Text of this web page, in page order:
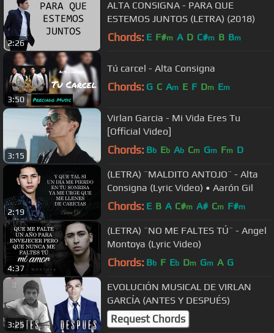
2:26
ALTA CONSIGNA - PARA QUE
ESTEMOS JUNTOS (LETRA) (2018)
Chords: E F#m A D C#m B Bm
3:50
Tú carcel - Alta Consigna
Chords: G C Am E F Dm Em
3:15
Virlan Garcia - Mi Vida Eres Tu
[Official Video]
Chords: Bb Eb Ab Cm Gm Fm D
2:19
(LETRA) ¨MALDITO ANTOJO¨ - Alta
Consigna (Lyric Video) • Aarón Gil
Chords: E B A C#m A# Cm F#m
4:37
(LETRA) ¨NO ME FALTES TÚ¨ - Angel
Montoya (Lyric Video)
Chords: Bb F Eb Dm Gm A G
3:25
EVOLUCIÓN MUSICAL DE VIRLAN
GARCÍA (ANTES Y DESPUÉS)
Request Chords